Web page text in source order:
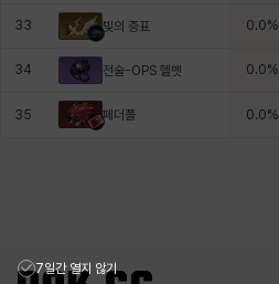
33 빛의 증표 0.0%
34 전술-OPS 헬멧 0.0%
35 페더폴 0.0%
7일간 열지 않기